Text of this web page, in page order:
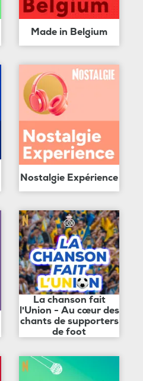
Made in Belgium
Nostalgie Expérience
La chanson fait
l'Union - Au cœur des
chants de supporters
de foot